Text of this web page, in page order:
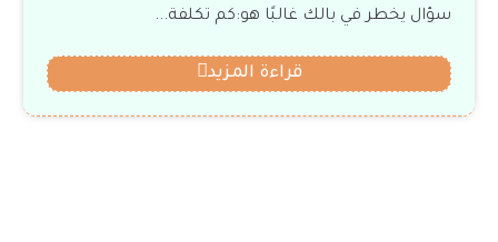
سؤال يخطر في بالك غالبًا هو:كم تكلفة...
قراءة المزيد